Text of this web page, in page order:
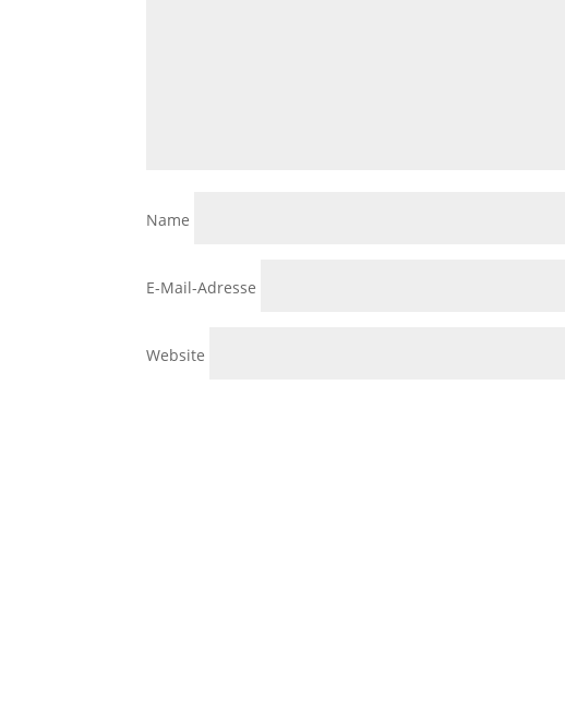
Name
E-Mail-Adresse
Website